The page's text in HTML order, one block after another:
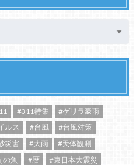
#311特集
#ゲリラ豪雨
ルス #台風
#台風対策
災害 #大雨
#天体観測
の魚 #暦
#東日本大震災